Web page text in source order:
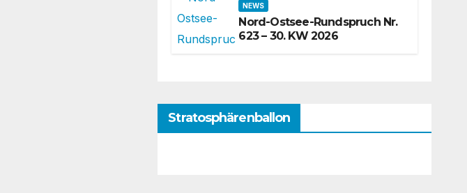
NEWS
Nord-Ostsee-Rundspruch Nr.
623 – 30. KW 2026
Stratosphärenballon